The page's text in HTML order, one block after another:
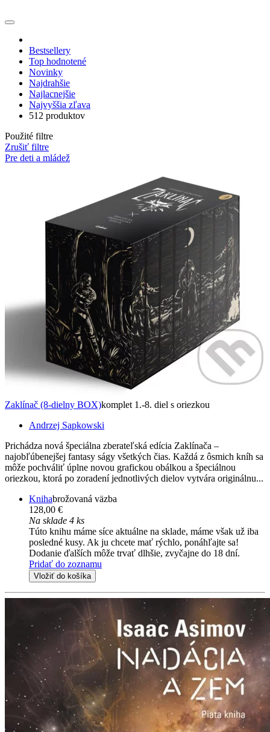
Bestsellery
Top hodnotené
Novinky
Najdrahšie
Najlacnejšie
Najvyššia zľava
512 produktov
Použité filtre
Zrušiť filtre
Pre deti a mládež
Zaklínač (8-dielny BOX)komplet 1.-8. diel s oriezkou
Andrzej Sapkowski
Prichádza nová špeciálna zberateľská edícia Zaklínača –
najobľúbenejšej fantasy ságy všetkých čias. Každá z ôsmich kníh sa
môže pochváliť úplne novou grafickou obálkou a špeciálnou
oriezkou, ktorá po zoradení jednotlivých dielov vytvára originálnu...
Knihabrožovaná väzba
128,00 €
Na sklade 4 ks
Túto knihu máme síce aktuálne na sklade, máme však už iba
posledné kusy. Ak ju chcete mať rýchlo, ponáhľajte sa!
Dodanie ďalších môže trvať dlhšie, zvyčajne do 18 dní.
Pridať do zoznamu
Vložiť do košíka